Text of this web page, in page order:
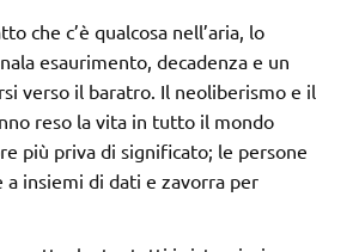
che c’è qualcosa nell’aria, lo
esaurimento, decadenza e un
verso il baratro. Il neoliberismo e il
reso la vita in tutto il mondo
più priva di significato; le persone
insiemi di dati e zavorra per